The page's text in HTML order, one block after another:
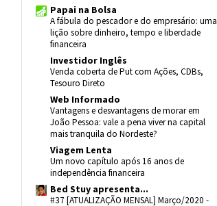
Papai na Bolsa
A fábula do pescador e do empresário: uma
lição sobre dinheiro, tempo e liberdade
financeira
Investidor Inglês
Venda coberta de Put com Ações, CDBs,
Tesouro Direto
Web Informado
Vantagens e desvantagens de morar em
João Pessoa: vale a pena viver na capital
mais tranquila do Nordeste?
Viagem Lenta
Um novo capítulo após 16 anos de
independência financeira
Bed Stuy apresenta...
#37 [ATUALIZAÇÃO MENSAL] Março/2020 -